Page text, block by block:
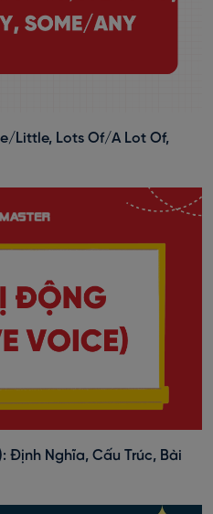
Little, Lots Of/A Lot Of,
Định Nghĩa, Cấu Trúc, Bài